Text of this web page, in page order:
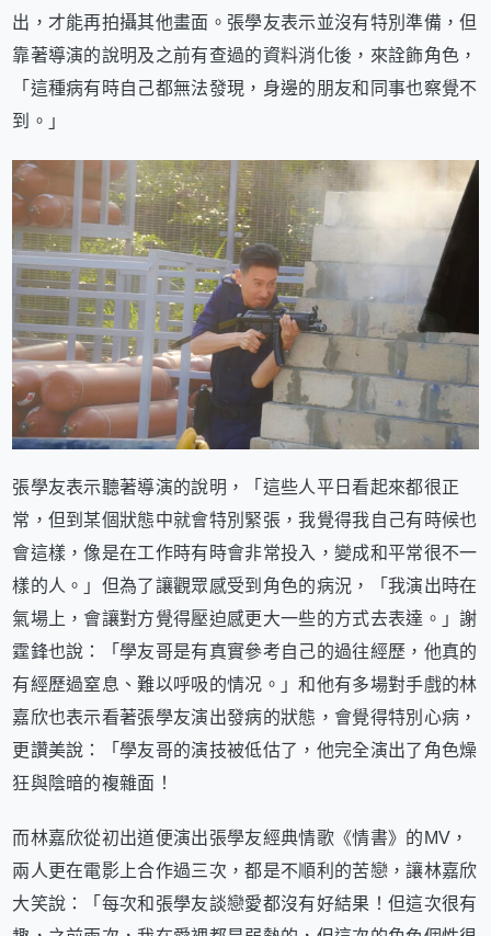
出，才能再拍攝其他畫面。張學友表示並沒有特別準備，但
靠著導演的說明及之前有查過的資料消化後，來詮飾角色，
「這種病有時自己都無法發現，身邊的朋友和同事也察覺不
到。」
張學友表示聽著導演的說明，「這些人平日看起來都很正
常，但到某個狀態中就會特別緊張，我覺得我自己有時候也
會這樣，像是在工作時有時會非常投入，變成和平常很不一
樣的人。」但為了讓觀眾感受到角色的病況，「我演出時在
氣場上，會讓對方覺得壓迫感更大一些的方式去表達。」謝
霆鋒也說：「學友哥是有真實參考自己的過往經歷，他真的
有經歷過窒息、難以呼吸的情况。」和他有多場對手戲的林
嘉欣也表示看著張學友演出發病的狀態，會覺得特別心病，
更讚美說：「學友哥的演技被低估了，他完全演出了角色燥
狂與陰暗的複雜面！
而林嘉欣從初出道便演出張學友經典情歌《情書》的MV，
兩人更在電影上合作過三次，都是不順利的苦戀，讓林嘉欣
大笑說：「每次和張學友談戀愛都沒有好結果！但這次很有